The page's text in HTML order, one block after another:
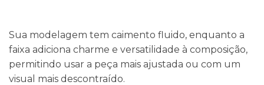
Sua modelagem tem caimento fluido, enquanto a
faixa adiciona charme e versatilidade à composição,
permitindo usar a peça mais ajustada ou com um
visual mais descontraído.